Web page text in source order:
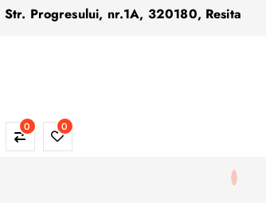
Str. Progresului, nr.1A, 320180, Resita
0 0